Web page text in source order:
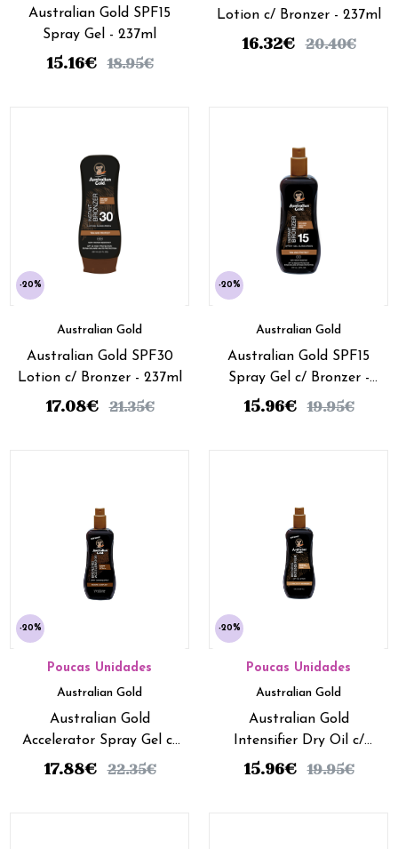
Australian Gold SPF15
Spray Gel - 237ml
15.16€ 18.95€
Lotion c/ Bronzer - 237ml
16.32€ 20.40€
-20%
Australian Gold
Australian Gold SPF30
Lotion c/ Bronzer - 237ml
17.08€ 21.35€
-20%
Australian Gold
Australian Gold SPF15
Spray Gel c/ Bronzer -
237ml
15.96€ 19.95€
-20%
Poucas Unidades
Australian Gold
Australian Gold
Accelerator Spray Gel c/
Bronzer - 237ml
17.88€ 22.35€
-20%
Poucas Unidades
Australian Gold
Australian Gold
Intensifier Dry Oil c/
Bronzer - 237ml
15.96€ 19.95€